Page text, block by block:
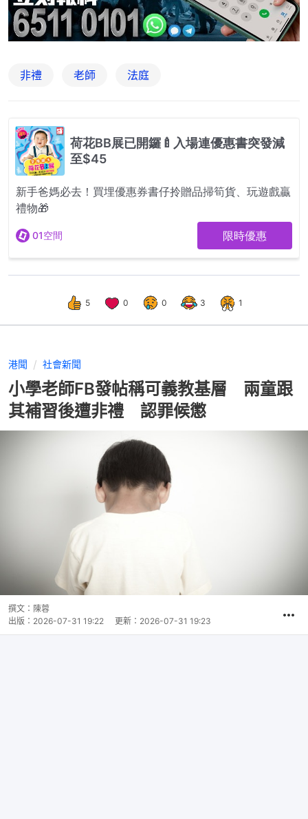
非禮 老師 法庭
5 0 0 3 1
港聞 社會新聞
小學老師FB發帖稱可義教基層 兩童跟
其補習後遭非禮 認罪候懲
撰文： 陳蓉
出版： 2026-07-31 19:22 更新： 2026-07-31 19:23